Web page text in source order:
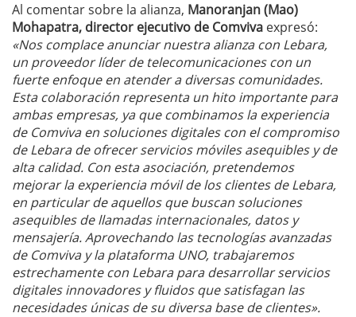
Al comentar sobre la alianza, Manoranjan (Mao)
Mohapatra, director ejecutivo de Comviva expresó:
«Nos complace anunciar nuestra alianza con Lebara,
un proveedor líder de telecomunicaciones con un
fuerte enfoque en atender a diversas comunidades.
Esta colaboración representa un hito importante para
ambas empresas, ya que combinamos la experiencia
de Comviva en soluciones digitales con el compromiso
de Lebara de ofrecer servicios móviles asequibles y de
alta calidad. Con esta asociación, pretendemos
mejorar la experiencia móvil de los clientes de Lebara,
en particular de aquellos que buscan soluciones
asequibles de llamadas internacionales, datos y
mensajería. Aprovechando las tecnologías avanzadas
de Comviva y la plataforma UNO, trabajaremos
estrechamente con Lebara para desarrollar servicios
digitales innovadores y fluidos que satisfagan las
necesidades únicas de su diversa base de clientes».